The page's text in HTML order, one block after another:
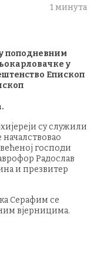
1 минута
поподневним
у
Епископ
су служили
началствовао
господи
Радослав
и презвитер
Серафим се
вјерницима.